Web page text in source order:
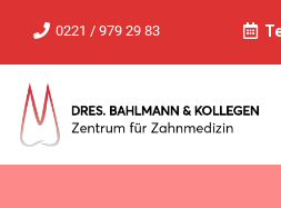
0221 / 979 29 83